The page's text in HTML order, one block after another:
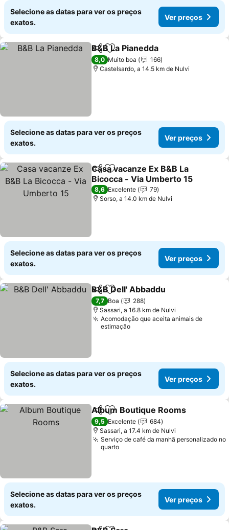
Selecione as datas para ver os preços
exatos.
Ver preços
PartilharAdicionar aos favoritos
B&B La Pianedda
8,0 Muito boa
166
Castelsardo, a 14.5 km de Nulvi
Selecione as datas para ver os preços
exatos.
Ver preços
PartilharAdicionar aos favoritos
Casa vacanze Ex B&B La
Bicocca - Via Umberto 15
8,6 Excelente
79
Sorso, a 14.0 km de Nulvi
Selecione as datas para ver os preços
exatos.
Ver preços
PartilharAdicionar aos favoritos
B&B Dell' Abbaddu
7,7 Boa
288
Sassari, a 16.8 km de Nulvi
Acomodação que aceita animais de
estimação
Selecione as datas para ver os preços
exatos.
Ver preços
PartilharAdicionar aos favoritos
Album Boutique Rooms
9,5 Excelente
684
Sassari, a 17.4 km de Nulvi
Serviço de café da manhã personalizado no
quarto
Selecione as datas para ver os preços
exatos.
Ver preços